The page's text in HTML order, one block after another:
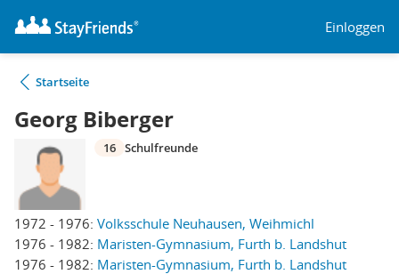
Einloggen
Startseite
Georg Biberger
1972 - 1976: Volksschule Neuhausen, Weihmichl
1976 - 1982: Maristen-Gymnasium, Furth b. Landshut
1976 - 1982: Maristen-Gymnasium, Furth b. Landshut
16 Schulfreunde